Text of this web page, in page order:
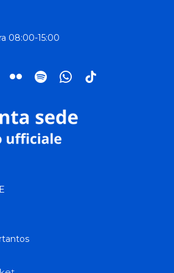
08:00-15:00
flickr spotifywhatsapp
tik